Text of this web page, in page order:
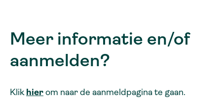
Meer informatie en/of
aanmelden?
Klik hier om naar de aanmeldpagina te gaan.